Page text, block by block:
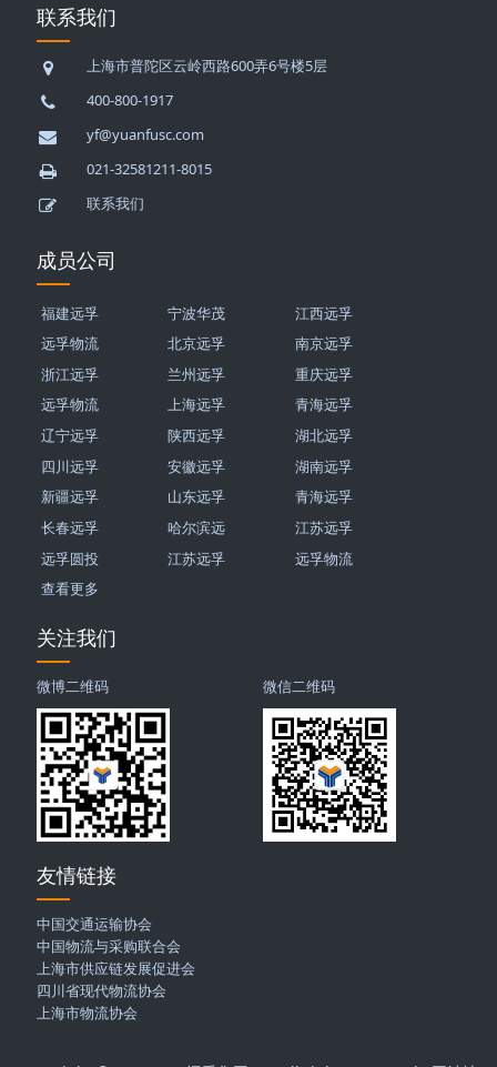
联系我们
上海市普陀区云岭西路600弄6号楼5层
400-800-1917
yf@yuanfusc.com
021-32581211-8015
联系我们
成员公司
福建远孚 宁波华茂
江西远孚
远孚物流
北京远孚
南京远孚
浙江远孚
兰州远孚
重庆远孚
远孚物流
上海远孚
青海远孚
辽宁远孚
陕西远孚
湖北远孚
四川远孚
安徽远孚
湖南远孚
新疆远孚
山东远孚
青海远孚
长春远孚
哈尔滨远
江苏远孚
远孚圆投
江苏远孚
远孚物流
查看更多
关注我们
微博二维码 微信二维码
友情链接
中国交通运输协会
中国物流与采购联合会
上海市供应链发展促进会
四川省现代物流协会
上海市物流协会